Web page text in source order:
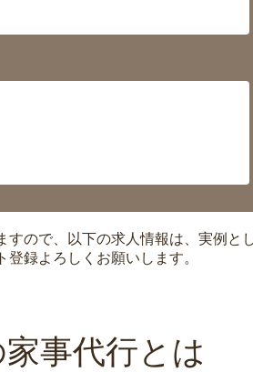
ので、以下の求人情報は、実例と
録よろしくお願いします。
事代行とは